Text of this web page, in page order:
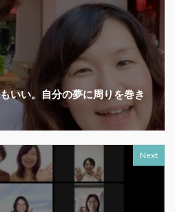
いい。自分の夢に周りを巻き
Next